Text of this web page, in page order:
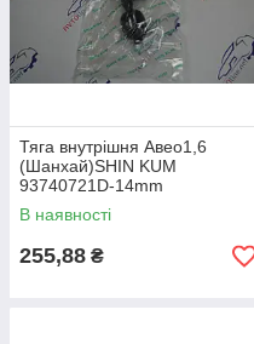
Тяга внутрішня Авео1,6
(Шанхай)SHIN KUM
93740721D-14mm
В наявності
255,88 ₴